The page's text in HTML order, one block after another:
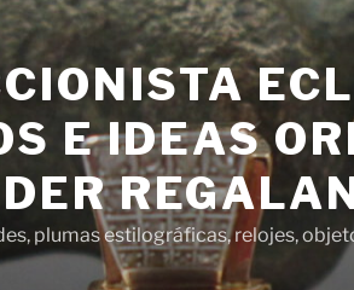
E IDEAS
plumas estilográficas, relojes,